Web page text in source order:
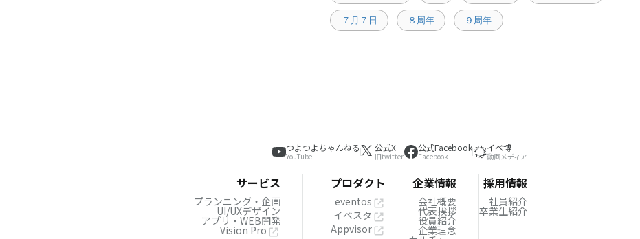
７月７日 ８周年 ９周年
つよつよちゃんねる
YouTube
公式X
旧twitter
公式Facebook
Facebook
イベ博
動画メディア
サービス
プランニング・企画
UI/UXデザイン
アプリ・WEB開発
Vision Pro
プロダクト
eventos
イベスタ
Appvisor
企業情報
会社概要
代表挨拶
役員紹介
企業理念
採用情報
社員紹介
卒業生紹介